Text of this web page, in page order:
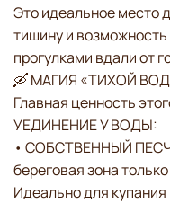
Это идеальное место
тишину и
прогулками вдали от
🛶 МАГИЯ «ТИХОЙ
Главная ценность
УЕДИНЕНИЕ У ВОДЫ:
• СОБСТВЕННЫЙ
береговая зона
Идеально для